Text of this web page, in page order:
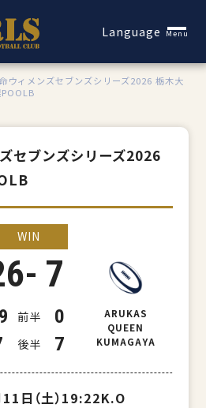
Language Menu
ウィメンズセブンズシリーズ2026 栃木大
セブンズシリーズ2026
WIN
- 7
前半
0
後半 7
ARUKAS
QUEEN
KUMAGAYA
日（土）19:22K.O